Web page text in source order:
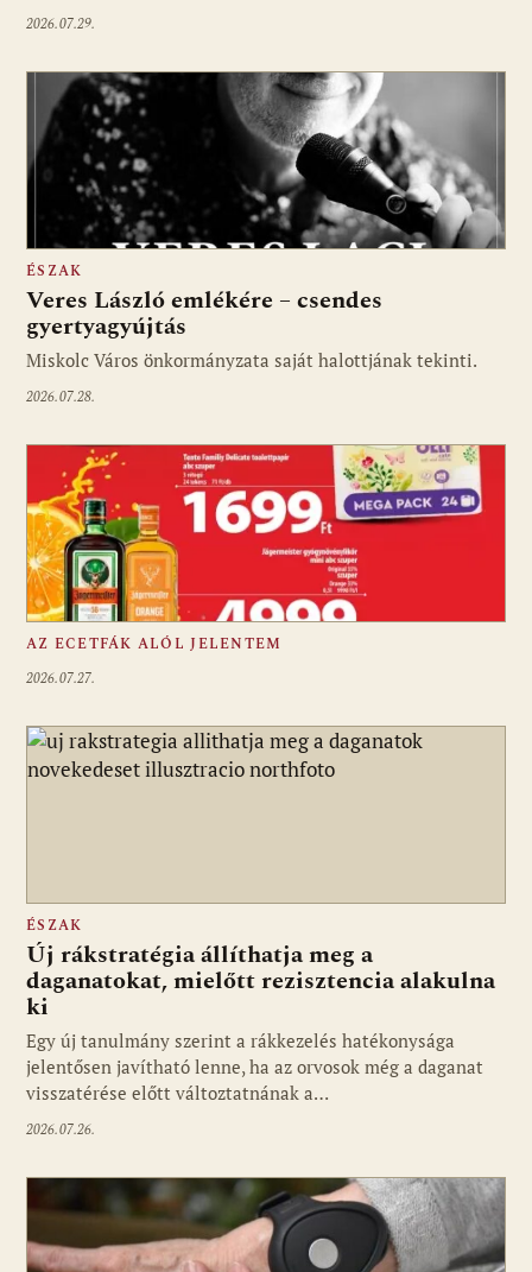
2026.07.29.
ÉSZAK
Veres László emlékére – csendes
gyertyagyújtás
Miskolc Város önkormányzata saját halottjának tekinti.
2026.07.28.
AZ ECETFÁK ALÓL JELENTEM
2026.07.27.
ÉSZAK
Új rákstratégia állíthatja meg a
daganatokat, mielőtt rezisztencia alakulna
ki
Egy új tanulmány szerint a rákkezelés hatékonysága
jelentősen javítható lenne, ha az orvosok még a daganat
visszatérése előtt változtatnának a…
2026.07.26.